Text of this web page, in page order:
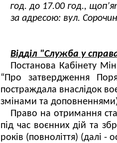
год. до 17.00 год.,
за адресою: вул.
Відділ "Служба у
Постанова Кабінету
“Про затвердження
постраждала внаслідок
змінами та
Право на отримання
під час воєнних дій та
років (повноліття) (далі -